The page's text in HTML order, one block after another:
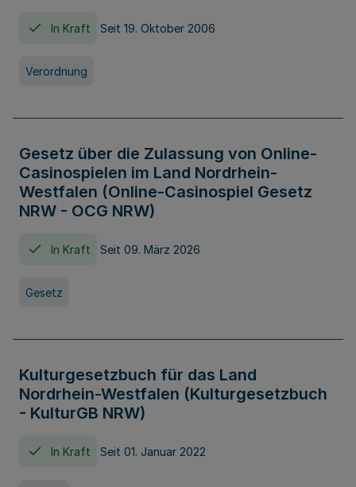
In Kraft Seit 19. Oktober 2006
Verordnung
Gesetz über die Zulassung von Online-
Casinospielen im Land Nordrhein-
Westfalen (Online-Casinospiel Gesetz
NRW - OCG NRW)
In Kraft Seit 09. März 2026
Gesetz
Kulturgesetzbuch für das Land
Nordrhein-Westfalen (Kulturgesetzbuch
- KulturGB NRW)
In Kraft Seit 01. Januar 2022